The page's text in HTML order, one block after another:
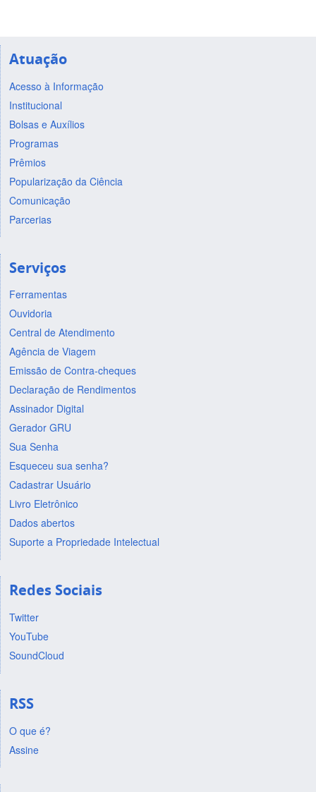
Atuação
Acesso à Informação
Institucional
Bolsas e Auxílios
Programas
Prêmios
Popularização da Ciência
Comunicação
Parcerias
Serviços
Ferramentas
Ouvidoria
Central de Atendimento
Agência de Viagem
Emissão de Contra-cheques
Declaração de Rendimentos
Assinador Digital
Gerador GRU
Sua Senha
Esqueceu sua senha?
Cadastrar Usuário
Livro Eletrônico
Dados abertos
Suporte a Propriedade Intelectual
Redes Sociais
Twitter
YouTube
SoundCloud
RSS
O que é?
Assine